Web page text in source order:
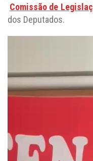
Comissão de
dos Deputados.